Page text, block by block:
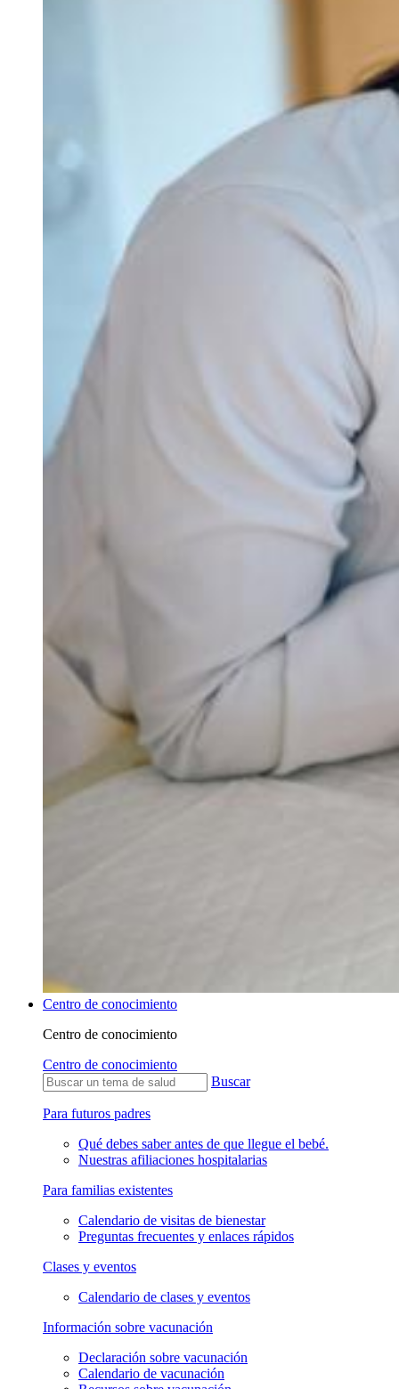
Centro de conocimiento
Centro de conocimiento
Centro de conocimiento
Buscar
Para futuros padres
Qué debes saber antes de que llegue el bebé.
Nuestras afiliaciones hospitalarias
Para familias existentes
Calendario de visitas de bienestar
Preguntas frecuentes y enlaces rápidos
Clases y eventos
Calendario de clases y eventos
Información sobre vacunación
Declaración sobre vacunación
Calendario de vacunación